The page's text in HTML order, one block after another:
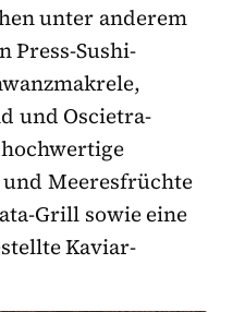
unter anderem
Press-Sushi-
und Oscietra-
und Meeresfrüchte
Grill sowie eine
Kaviar-